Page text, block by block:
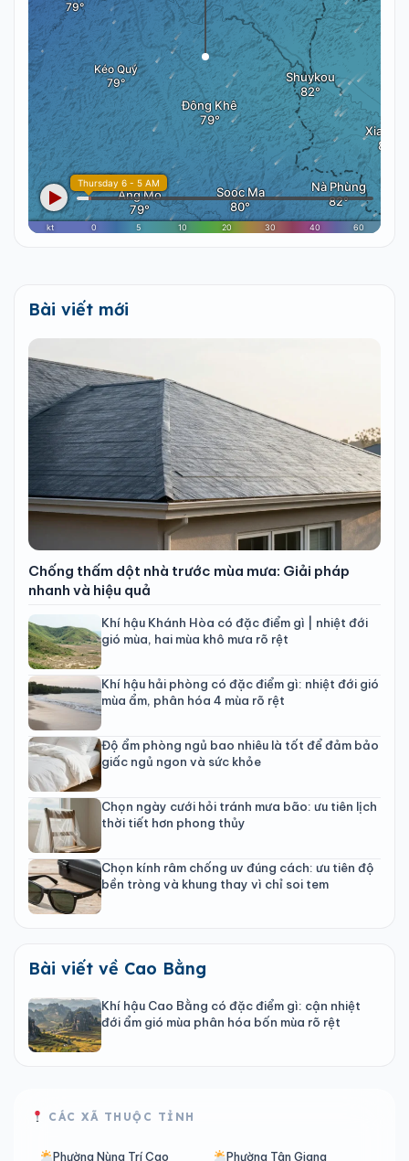
Bài viết mới
Chống thấm dột nhà trước mùa mưa: Giải pháp
nhanh và hiệu quả
Khí hậu Khánh Hòa có đặc điểm gì | nhiệt đới
gió mùa, hai mùa khô mưa rõ rệt
Khí hậu hải phòng có đặc điểm gì: nhiệt đới gió
mùa ẩm, phân hóa 4 mùa rõ rệt
Độ ẩm phòng ngủ bao nhiêu là tốt để đảm bảo
giấc ngủ ngon và sức khỏe
Chọn ngày cưới hỏi tránh mưa bão: ưu tiên lịch
thời tiết hơn phong thủy
Chọn kính râm chống uv đúng cách: ưu tiên độ
bền tròng và khung thay vì chỉ soi tem
Bài viết về Cao Bằng
Khí hậu Cao Bằng có đặc điểm gì: cận nhiệt
đới ẩm gió mùa phân hóa bốn mùa rõ rệt
CÁC XÃ THUỘC TỈNH
Phường Nùng Trí Cao Phường Tân Giang